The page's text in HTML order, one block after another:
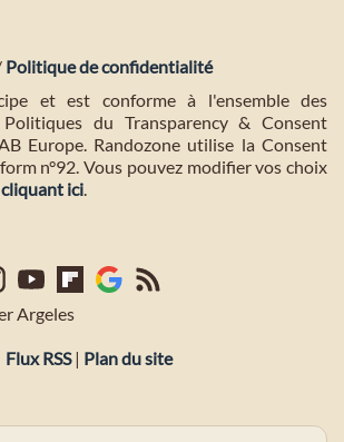
Politique de confidentialité
et est conforme à l'ensemble des
du Transparency & Consent
Europe. Randozone utilise la Consent
n°92. Vous pouvez modifier vos choix
cliquant ici.
Argeles
Flux RSS| Plan du site